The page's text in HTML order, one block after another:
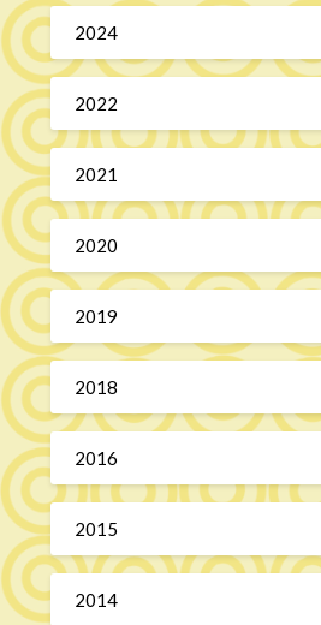
2024
2022
2021
2020
2019
2018
2016
2015
2014